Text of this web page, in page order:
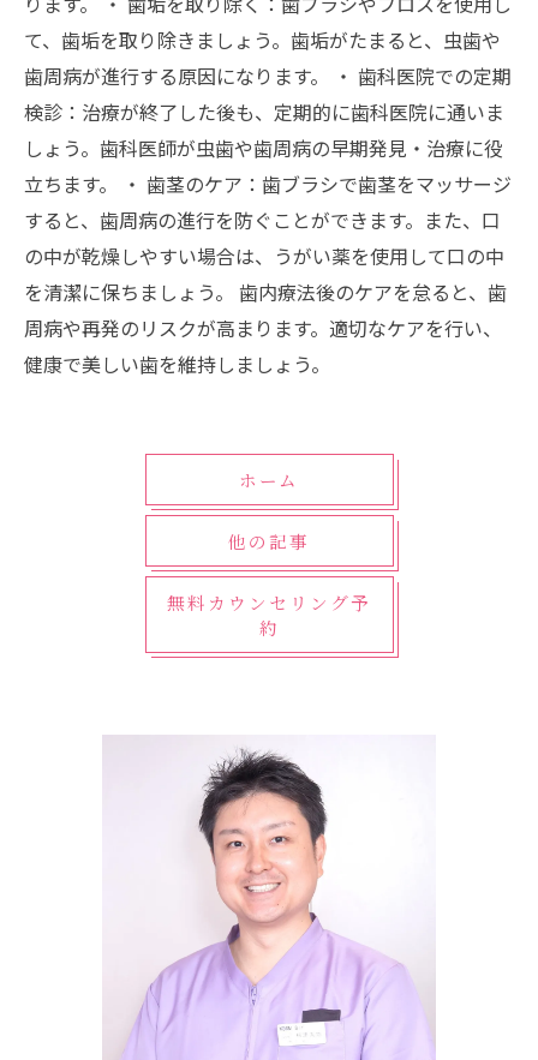
て、歯垢を取り除きましょう。歯垢がたまると、虫歯や
歯周病が進行する原因になります。 ・ 歯科医院での定期
検診：治療が終了した後も、定期的に歯科医院に通いま
しょう。歯科医師が虫歯や歯周病の早期発見・治療に役
立ちます。 ・ 歯茎のケア：歯ブラシで歯茎をマッサージ
すると、歯周病の進行を防ぐことができます。また、口
の中が乾燥しやすい場合は、うがい薬を使用して口の中
を清潔に保ちましょう。 歯内療法後のケアを怠ると、歯
周病や再発のリスクが高まります。適切なケアを行い、
健康で美しい歯を維持しましょう。
ホーム
他の記事
無料カウンセリング予
約